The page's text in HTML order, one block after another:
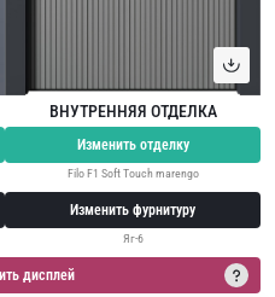
ВНУТРЕННЯЯ ОТДЕЛКА
Изменить отделку
Filo F1 Soft Touch marengo
Изменить фурнитуру
Яг-6
дисплей